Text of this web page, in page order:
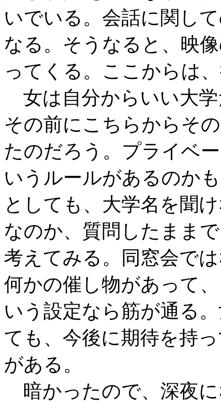
いでいる。会話に関し
なる。そうなると、映
ってくる。ここからは
女は自分からいい大
その前にこちらからそ
たのだろう。プライベ
いうルールがあるのか
としても、大学名を聞
なのか、質問したまま
考えてみる。同窓会で
何かの催し物があって
いう設定なら筋が通る
ても、今後に期待を持
がある。
暗かったので、深夜